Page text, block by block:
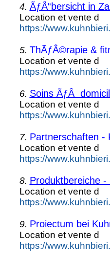
4. ÃƒÅ“bersicht in
Location et vente d
https://
5. ThÃƒÂ©rapie &
Location et vente d
https://
6. Soins ÃƒÂ
Location et vente d
https://
7. Partnerschaften -
Location et vente d
https://
8. Produktbereiche
Location et vente d
https://
9. Proiectum bei
Location et vente d
https://